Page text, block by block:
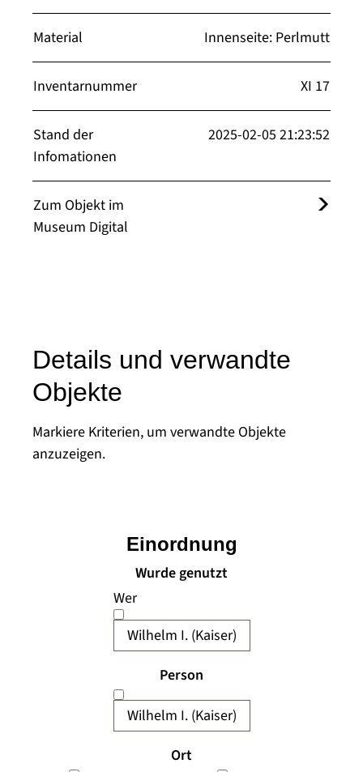
Material Innenseite: Perlmutt
Inventarnummer XI 17
Stand der
Infomationen
2025-02-05 21:23:52
Zum Objekt im
Museum Digital
Details und verwandte
Objekte
Markiere Kriterien, um verwandte Objekte
anzuzeigen.
Wurde genutzt
Wer
Wilhelm I. (Kaiser)
Person
Wilhelm I. (Kaiser)
Ort
Einordnung